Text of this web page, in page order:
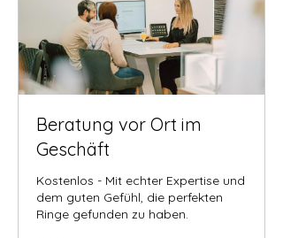
Beratung vor Ort im
Geschäft
Kostenlos - Mit echter Expertise und
dem guten Gefühl, die perfekten
Ringe gefunden zu haben.